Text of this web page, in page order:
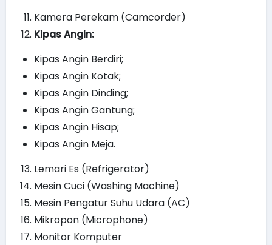
Kamera Perekam (Camcorder)
Kipas Angin:
Kipas Angin Berdiri;
Kipas Angin Kotak;
Kipas Angin Dinding;
Kipas Angin Gantung;
Kipas Angin Hisap;
Kipas Angin Meja.
Lemari Es (Refrigerator)
Mesin Cuci (Washing Machine)
Mesin Pengatur Suhu Udara (AC)
Mikropon (Microphone)
Monitor Komputer